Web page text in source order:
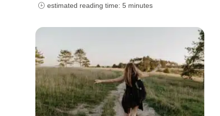
estimated reading time: 5 minutes